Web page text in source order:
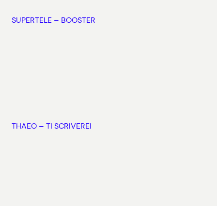
SUPERTELE – BOOSTER
THAEO – TI SCRIVEREI